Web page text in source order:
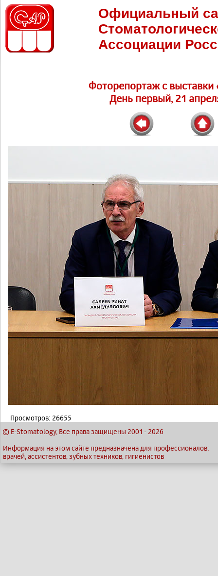
Официальный
Ассоциации
Фоторепортаж c выставки
День первый, 21
Просмотров: 26655
© E-Stomatology, Все права защищены 2001 - 2026
Информация на этом сайте предназначена для профессионалов:
врачей, ассистентов, зубных техников, гигиенистов